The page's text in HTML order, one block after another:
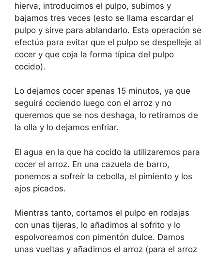
hierva, introducimos el pulpo, subimos y
bajamos tres veces (esto se llama escardar el
pulpo y sirve para ablandarlo. Esta operación se
efectúa para evitar que el pulpo se despelleje al
cocer y que coja la forma típica del pulpo
cocido).
Lo dejamos cocer apenas 15 minutos, ya que
seguirá cociendo luego con el arroz y no
queremos que se nos deshaga, lo retiramos de
la olla y lo dejamos enfriar.
El agua en la que ha cocido la utilizaremos para
cocer el arroz. En una cazuela de barro,
ponemos a sofreír la cebolla, el pimiento y los
ajos picados.
Mientras tanto, cortamos el pulpo en rodajas
con unas tijeras, lo añadimos al sofrito y lo
espolvoreamos con pimentón dulce. Damos
unas vueltas y añadimos el arroz (para el arroz